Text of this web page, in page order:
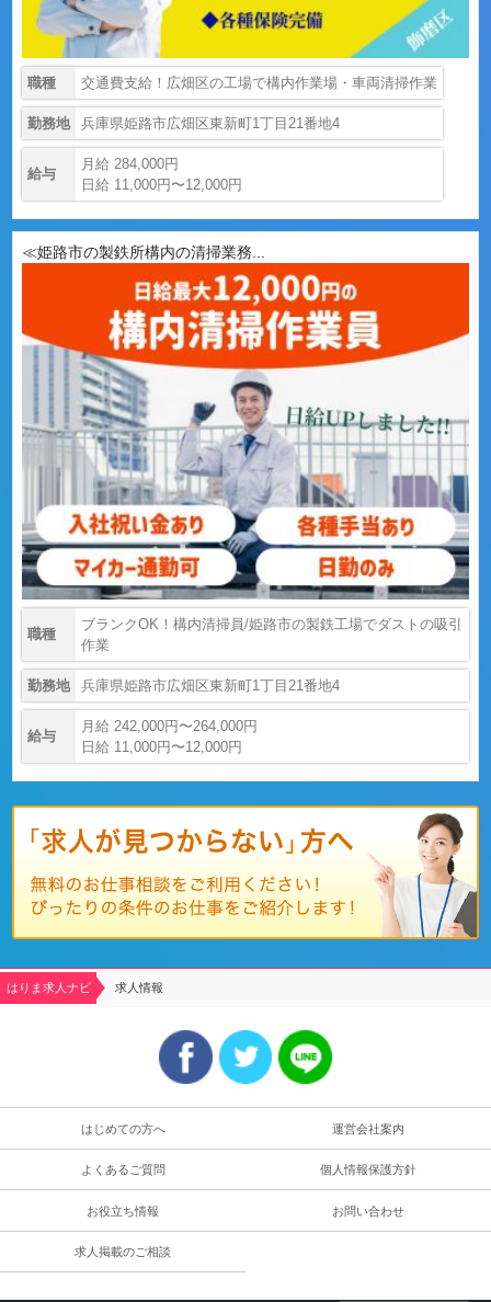
職種 交通費支給！広畑区の工場で構内作業場・車両清掃作業
勤務地 兵庫県姫路市広畑区東新町1丁目21番地4
給与
月給 284,000円
日給 11,000円〜12,000円
≪姫路市の製鉄所構内の清掃業務...
職種
ブランクOK！構内清掃員/姫路市の製鉄工場でダストの吸引
作業
勤務地 兵庫県姫路市広畑区東新町1丁目21番地4
給与
月給 242,000円〜264,000円
日給 11,000円〜12,000円
はりま求人ナビ 求人情報
はじめての方へ 運営会社案内
よくあるご質問 個人情報保護方針
お役立ち情報 お問い合わせ
求人掲載のご相談